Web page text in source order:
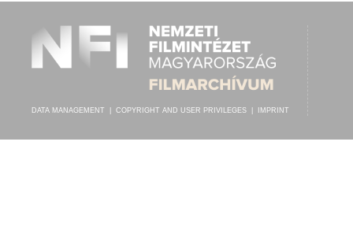
DATA MANAGEMENT COPYRIGHT AND USER PRIVILEGES IMPRINT